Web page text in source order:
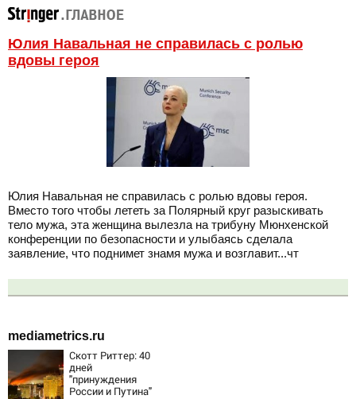
Юлия Навальная не справилась с ролью
вдовы героя
Юлия Навальная не справилась с ролью вдовы героя.
Вместо того чтобы лететь за Полярный круг разыскивать
тело мужа, эта женщина вылезла на трибуну Мюнхенской
конференции по безопасности и улыбаясь сделала
заявление, что поднимет знамя мужа и возглавит...чт
mediametrics.ru
Скотт Риттер: 40
дней
"принуждения
России и Путина"